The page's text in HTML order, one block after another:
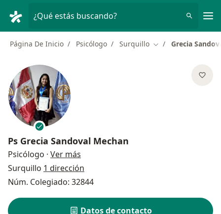
¿Qué estás buscando?
Página De Inicio Psicólogo Surquillo Cambiar de ciudad
Grecia
Ps Grecia Sandoval Mechan
Psicólogo · Ver más
Surquillo 1 dirección
Núm. Colegiado: 32844
Datos de contacto